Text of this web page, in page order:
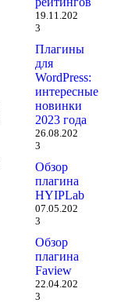
19.11.202
3
Плагины
для
WordPress:
интересные
новинки
2023 года
26.08.202
3
Обзор
плагина
HYIPLab
07.05.202
3
Обзор
плагина
Faview
22.04.202
3